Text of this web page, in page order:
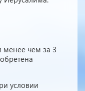
менее чем за 3
условии